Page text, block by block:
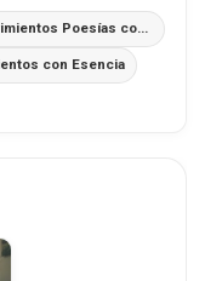
Descubrimientos Poesías con Ritmo
con Esencia